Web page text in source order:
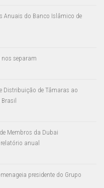
Anuais do Banco Islâmico de
separam
Distribuição de Tâmaras ao
Membros da Dubai
anual
presidente do Grupo